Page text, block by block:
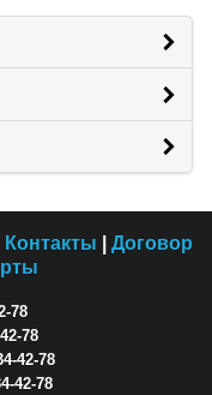
Контакты
Договор
78
78
42-78
42-78